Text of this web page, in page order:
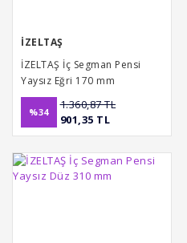
İZELTAŞ
İZELTAŞ İç Segman Pensi
Yaysız Eğri 170 mm
%34
1.360,87 TL
901,35 TL